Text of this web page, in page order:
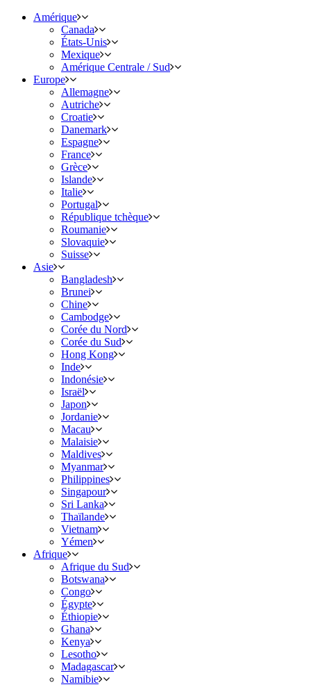
Amérique
Canada
États-Unis
Mexique
Amérique Centrale / Sud
Europe
Allemagne
Autriche
Croatie
Danemark
Espagne
France
Grèce
Islande
Italie
Portugal
République tchèque
Roumanie
Slovaquie
Suisse
Asie
Bangladesh
Brunei
Chine
Cambodge
Corée du Nord
Corée du Sud
Hong Kong
Inde
Indonésie
Israël
Japon
Jordanie
Macau
Malaisie
Maldives
Myanmar
Philippines
Singapour
Sri Lanka
Thaïlande
Vietnam
Yémen
Afrique
Afrique du Sud
Botswana
Congo
Égypte
Éthiopie
Ghana
Kenya
Lesotho
Madagascar
Namibie